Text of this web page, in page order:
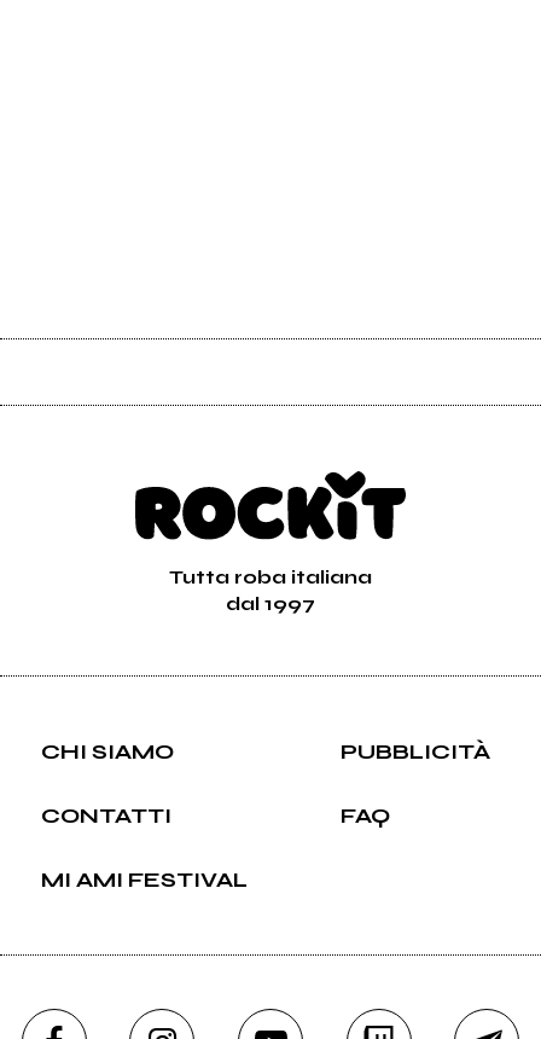
Tutta roba italiana
dal 1997
CHI SIAMO PUBBLICITÀ
CONTATTI FAQ
MI AMI FESTIVAL